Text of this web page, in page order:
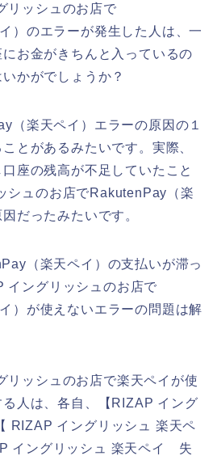
リッシュのお店で
）のエラーが発生した人は、一
お金がきちんと入っているの
かがでしょうか？
（楽天ペイ）エラーの原因の１
とがあるみたいです。実際、
座の残高が不足していたこと
シュのお店でRakutenPay（楽
だったみたいです。
（楽天ペイ）の支払いが滞っ
イングリッシュのお店で
）が使えないエラーの問題は解
リッシュのお店で楽天ペイが使
る人は、各自、【RIZAP イング
RIZAP イングリッシュ 楽天ペ
イングリッシュ 楽天ペイ 失